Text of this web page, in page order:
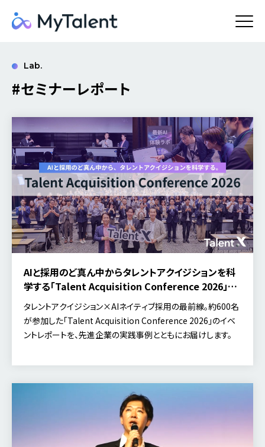
Lab.
#セミナーレポート
AIと採用のど真ん中からタレントアクイジションを科
学する「Talent Acquisition Conference 2026」【イ
ベントレポート】
タレントアクイジション×AIネイティブ採用の最前線。約600名
が参加した「Talent Acquisition Conference 2026」のイベ
ントレポートを、先進企業の実践事例とともにお届けします。